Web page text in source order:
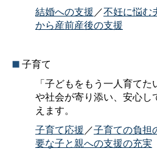
結婚への支援／不妊に悩む
から産前産後の支援
子育て
「子どもをもう一人育て
や社会が寄り添い、安心し
えます。
子育て応援／子育ての負担
要な子と親への支援の充実